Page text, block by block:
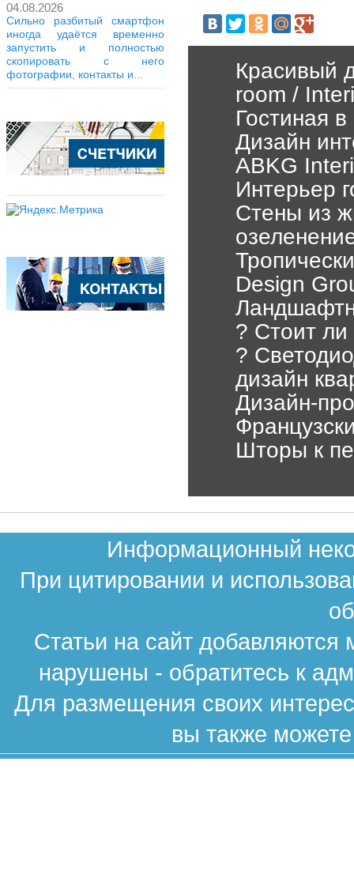
04.08.2026
Сильно разбитый смартфон
иногда удаётся временно
запустить и полностью
скопировать с него
фотографии, контакты и...
Красивый
room /
Гостиная
Дизайн
ABKG
Интерьер
Стены из
Design
? Стоит ли
?
дизайн
Дизайн-
Шторы к
Информационный
При цитировании и
Статьи на сайт
нарушены - обратитесь к
Для размещения своих
вы также